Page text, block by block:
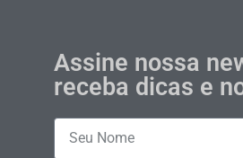
Assine nossa
receba dicas e